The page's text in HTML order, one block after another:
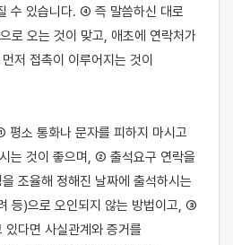
수 있습니다. ④ 즉 말씀하신 대로
로 오는 것이 맞고, 애초에 연락처가
저 접촉이 이루어지는 것이
평소 통화나 문자를 피하지 마시고
는 것이 좋으며, ② 출석요구 연락을
조율해 정해진 날짜에 출석하시는
등)으로 오인되지 않는 방법이고, ③
다면 사실관계와 증거를